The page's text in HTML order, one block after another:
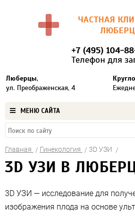
ЧАСТНАЯ
Люберцы,
ул. Преображенская, 4
+7 (495) 104-
Телефон для
МЕНЮ САЙТА
Главная Гинекология 3D УЗИ
3D УЗИ В
3D УЗИ — исследование для
изображения плода на основе